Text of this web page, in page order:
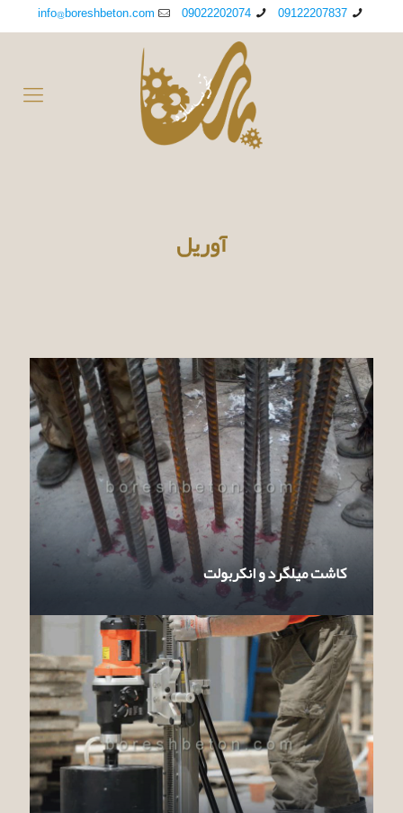
09122207837
09022202074
info@boreshbeton.com
آوریل
کاشت میلگرد و انکربولت